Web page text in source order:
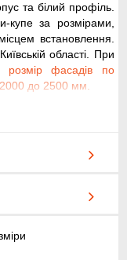
та білий профіль.
купе за розмірами,
встановлення.
області. При
розмір фасадів по
до 2500 мм.